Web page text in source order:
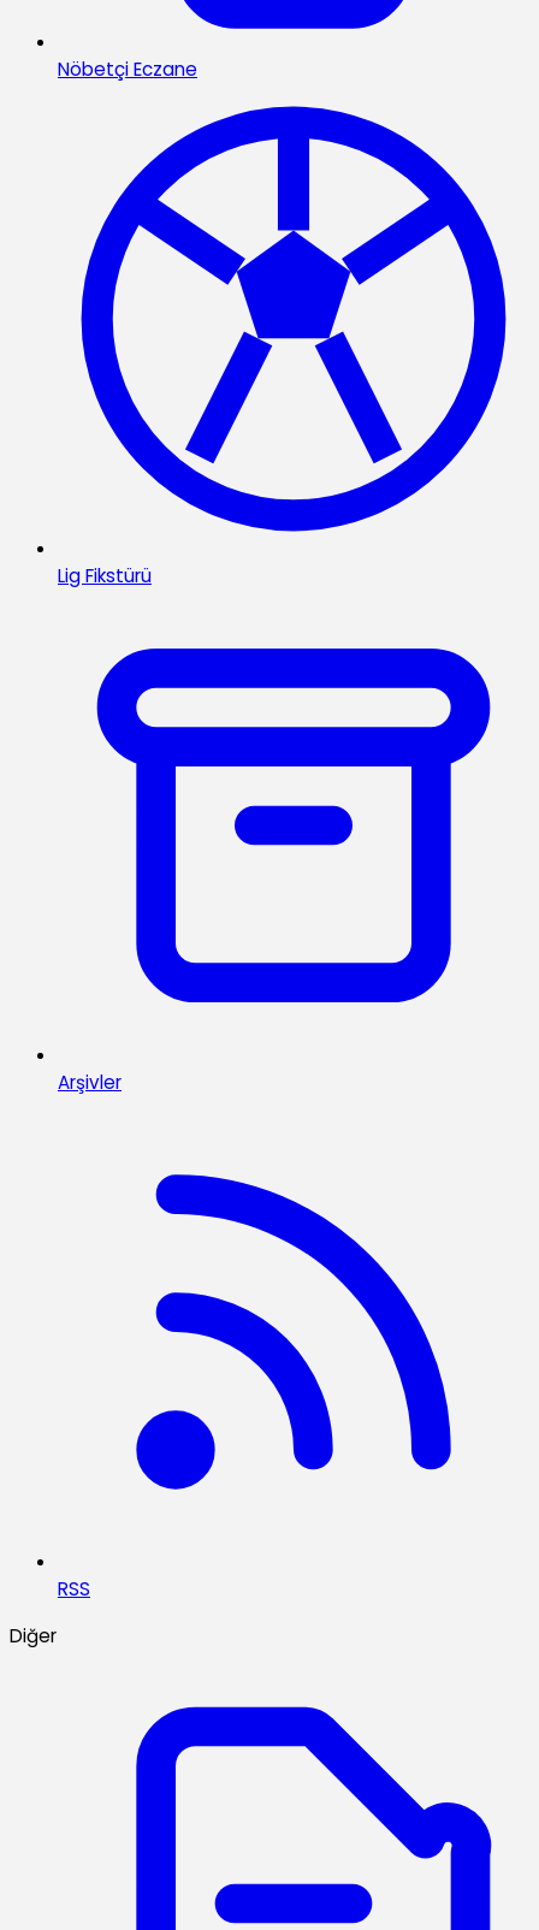
Nöbetçi Eczane
Lig Fikstürü
Arşivler
RSS
Diğer